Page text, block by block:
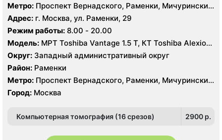
Метро: Проспект Вернадского, Раменки, Мичуринский
проспект
Адрес: г. Москва, ул. Раменки, 29
Режим работы: 8.00 - 20.00
Модель: МРТ Toshiba Vantage 1.5 Т, КТ Toshiba Alexion
16 срезов, УЗИ
Округ: Западный административный округ
Район: Раменки
Метро: Проспект Вернадского, Раменки, Мичуринский
проспект
Город: Москва
Компьютерная томография (16 срезов) 2900 p.